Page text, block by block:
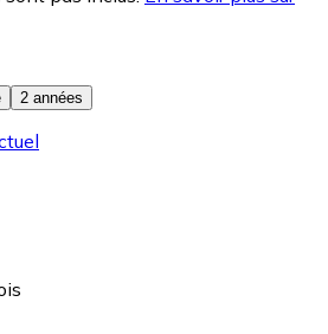
2 années